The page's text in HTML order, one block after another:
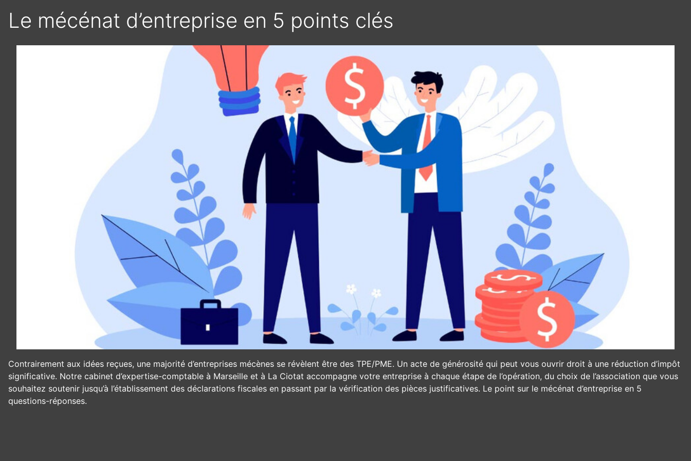
Le mécénat d’entreprise en 5 points clés
Contrairement aux idées reçues, une majorité d’entreprises mécènes se révèlent être des TPE/PME. Un acte de générosité qui peut vous ouvrir droit à une réduction d’impôt
significative. Notre cabinet d’expertise-comptable à Marseille et à La Ciotat accompagne votre entreprise à chaque étape de l’opération, du choix de l’association que vous
souhaitez soutenir jusqu’à l’établissement des déclarations fiscales en passant par la vérification des pièces justificatives. Le point sur le mécénat d’entreprise en 5
questions-réponses.